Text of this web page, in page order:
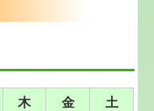
る、舌下免疫療法
た。
療法（シダキュア舌
木 金 土